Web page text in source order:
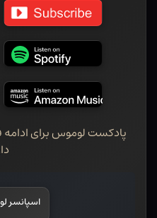
پادکست لوموس برای
اسپانسر